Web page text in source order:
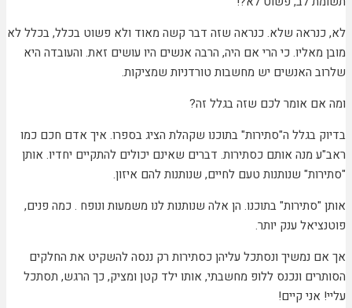
שלא. כנראה שזה דבר קשה מאוד ולא פשוט בכלל, בכלל לא
כי הרי אם היה, הרבה אנשים היו עושים זאת. והעובדה היא
האנשים יש מחשבות טורדניות שמציקות.
אומר לכם שזה בגלל זה?
בגלל ה"סתירות" בתוכנו שקהלת הציג בספרו. איך אדם חכם כמו
מנה אותם כסתירות. דברים שאינם יכולים להתקיים יחדיו. אותן
שנותנות טעם לחיים, שנותנות להם איזון.
בתוכנו. הן אלה שנותנות לנו משמעות ונופח . כמה פנים,
ענק יותר.
נמשיך ונסתכל עליהן כסתירות רק ננסה להשקיט את החלקים
ונכנס ללופ מחשבתי, אותו ילד קטן ומציק, כך הרגש, תסתכל
קיים!